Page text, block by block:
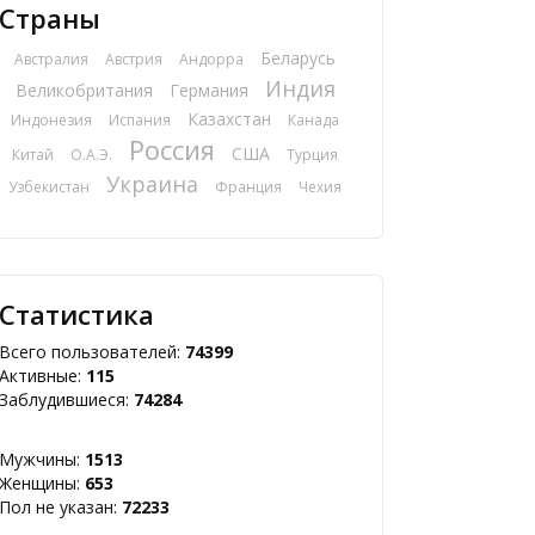
Австралия Австрия Андорра
Беларусь
Великобритания
Германия Индия
Индонезия Испания Казахстан
Канада
Китай
О.А.Э. Россия США
Турция
Узбекистан
Украина Франция Чехия
пользователей: 74399
115
74284
1513
653
не указан: 72233